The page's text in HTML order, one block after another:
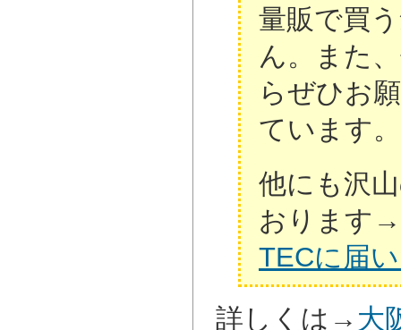
量販で買
ん。また
らぜひお
ています。
他にも沢
おります→
TECに届
詳しくは→ 大